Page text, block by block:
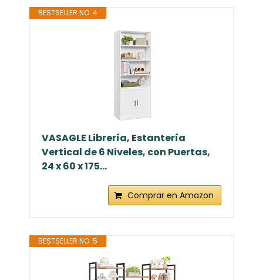
BESTSELLER NO. 4
VASAGLE Librería, Estantería
Vertical de 6 Niveles, con Puertas,
24 x 60 x 175...
Comprar en Amazon
BESTSELLER NO. 5